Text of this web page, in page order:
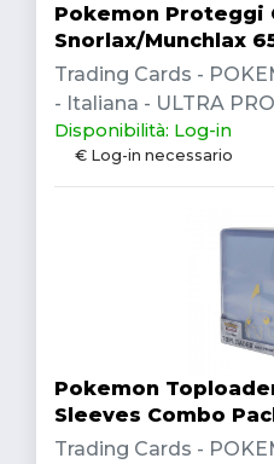
Pokemon Proteggi
Snorlax/Munchlax
Trading Cards -
- Italiana - ULTRA PRO
Disponibilità: Log-in
€ Log-in necessario
Pokemon
Sleeves Combo
Trading Cards -